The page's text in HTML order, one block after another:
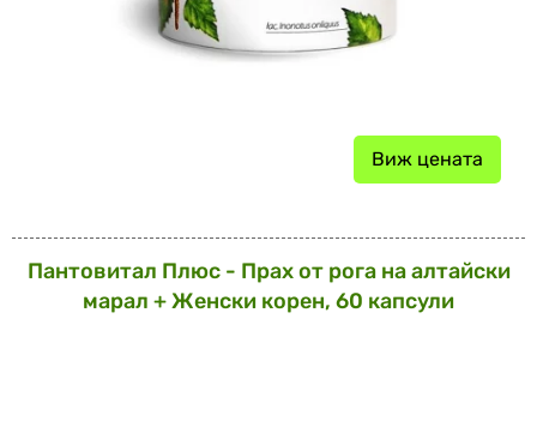
Виж цената
Пантовитал Плюс - Прах от рога на алтайски
марал + Женски корен, 60 капсули